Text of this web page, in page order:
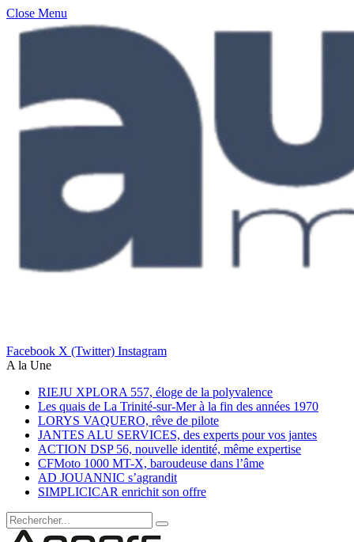
Close Menu
Facebook X (Twitter) Instagram
A la Une
RIEJU XPLORA 557, éloge de la polyvalence
Les quais de La Trinité-sur-Mer à la fin des années 1970
LORYS VAQUERO, rêve de pilote
JANTES ALU SERVICES, des experts pour vos jantes
ACTION DSP 56, nouvelle identité, même expertise
CFMoto 1000 MT-X, baroudeuse dans l’âme
AD JOUANNIC s’agrandit
SIMPLICICAR enrichit son offre